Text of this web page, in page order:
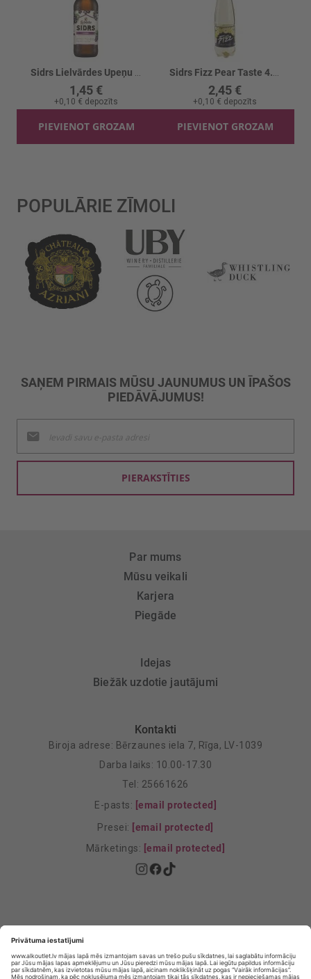
1,45 €
+0,10 € depozīts
PIEVIENOT GROZAM
2,45 €
+0,10 € depozīts
PIEVIENOT GROZAM
POPULĀRIE ZĪMOLI
SAŅEM PIRMAIS MŪSU JAUNUMUS UN ĪPAŠOS
PIEDĀVĀJUMUS!
jaunumu
saņemšanai:
PIERAKSTĪTIES
Par mums
Mūsu veikali
Karjera
Piegāde
Idejas
Biežāk uzdotie jautājumi
Kontakti
Biroja adrese: Bērzaunes iela 7, Rīga, LV-1039
Darba laiks: 10.00-17.30
Tel: 25661626
E-pasts: [email protected]
Presei: [email protected]
Mārketings: [email protected]
Privātuma Iestatījumi
E-veikala lietošanas noteikumi